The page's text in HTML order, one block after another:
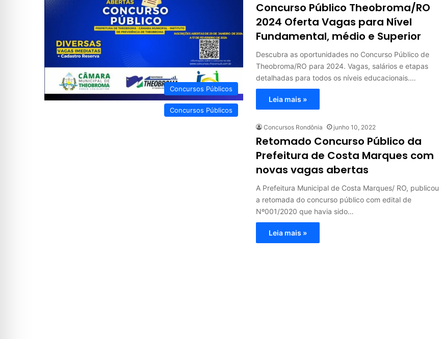
Concursos Públicos
Concurso Público Theobroma/RO
2024 Oferta Vagas para Nível
Fundamental, médio e Superior
Descubra as oportunidades no Concurso Público de
Theobroma/RO para 2024. Vagas, salários e etapas
detalhadas para todos os níveis educacionais.…
Leia mais »
Concursos Públicos
Concursos Rondônia junho 10, 2022
Retomado Concurso Público da
Prefeitura de Costa Marques com
novas vagas abertas
A Prefeitura Municipal de Costa Marques/ RO, publicou
a retomada do concurso público com edital de
Nº001/2020 que havia sido…
Leia mais »